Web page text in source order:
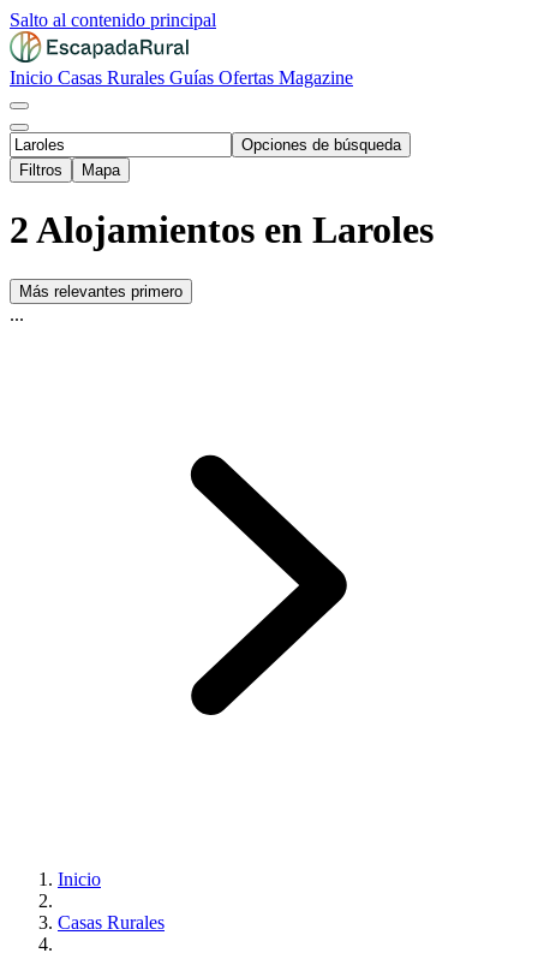
Salto al contenido principal
Inicio Casas Rurales Guías Ofertas Magazine
Opciones de búsqueda
Filtros
Mapa
2 Alojamientos en Laroles
Más relevantes primero
...
Inicio
Casas Rurales